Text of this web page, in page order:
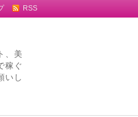
RSS
、美
稼ぐ
いし